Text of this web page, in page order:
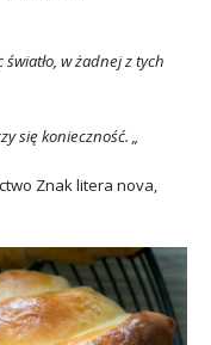
światło, w żadnej z tych
się konieczność. „
Znak litera nova,